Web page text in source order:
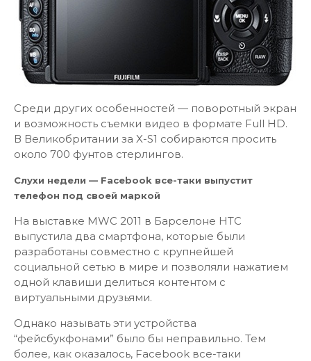
Среди других особенностей — поворотный экран
и возможность съемки видео в формате Full HD.
В Великобритании за X-S1 собираются просить
около 700 фунтов стерлингов.
Слухи недели — Facebook все-таки выпустит
телефон под своей маркой
На выставке MWC 2011 в Барселоне HTC
выпустила два смартфона, которые были
разработаны совместно с крупнейшей
социальной сетью в мире и позволяли нажатием
одной клавиши делиться контентом с
виртуальными друзьями.
Однако называть эти устройства
“фейсбукфонами” было бы неправильно. Тем
более, как оказалось, Facebook все-таки